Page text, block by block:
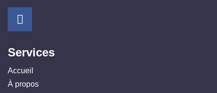
Services
Accueil
À propos